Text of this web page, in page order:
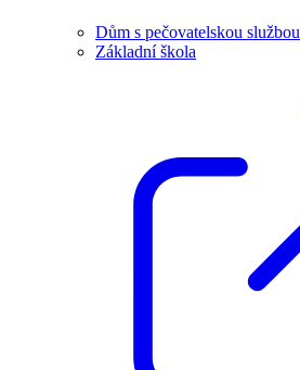
Dům s pečovatelskou službou
Základní škola